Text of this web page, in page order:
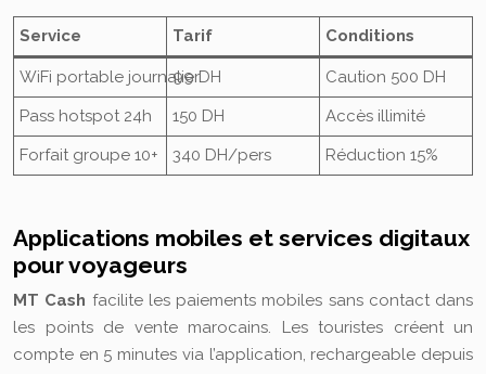
Service Tarif Conditions
WiFi portable journalier
99 DH
Caution 500 DH
Pass hotspot 24h
150 DH
Accès illimité
Forfait groupe 10+
340 DH/pers Réduction 15%
Applications mobiles et services digitaux
pour voyageurs
MT Cash facilite les paiements mobiles sans contact dans
les points de vente marocains. Les touristes créent un
compte en 5 minutes via l’application, rechargeable depuis